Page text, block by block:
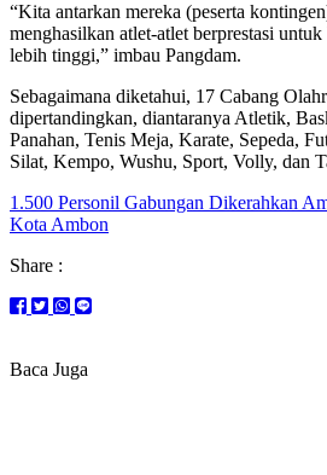
“Kita antarkan mereka (peserta
menghasilkan atlet-atlet berprestasi
lebih tinggi,” imbau Pangdam.
Sebagaimana diketahui, 17 Cabang
dipertandingkan, diantaranya Atletik,
Panahan, Tenis Meja, Karate, Sepeda,
Silat, Kempo, Wushu, Sport, Volly, dan
1.500 Personil Gabungan Dikerahkan
Kota Ambon
Share :
Baca Juga